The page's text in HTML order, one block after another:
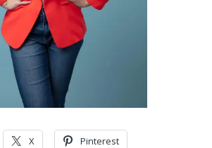
X Pinterest